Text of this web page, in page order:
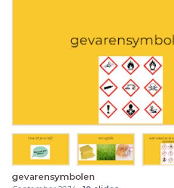
gevarensymbolen